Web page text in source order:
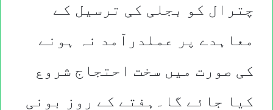
چترال کو بجلی کی ترسیل کے
معاہدے پر عملدرآمد نہ ہونے
کی صورت میں سخت احتجاج شروع
کیا جائے گا۔ہفتے کے روز بونی